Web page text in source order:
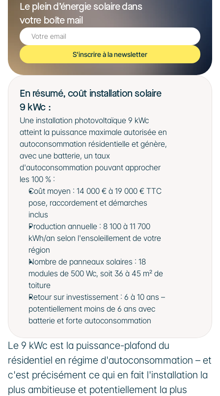
En résumé, coût installation solaire
9 kWc :
Une installation photovoltaïque 9 kWc
atteint la puissance maximale autorisée en
autoconsommation résidentielle et génère,
avec une batterie, un taux
d'autoconsommation pouvant approcher
les 100 % :
Coût moyen : 14 000 € à 19 000 € TTC
pose, raccordement et démarches
inclus
Production annuelle : 8 100 à 11 700
kWh/an selon l'ensoleillement de votre
région
Nombre de panneaux solaires : 18
modules de 500 Wc, soit 36 à 45 m² de
toiture
Retour sur investissement : 6 à 10 ans –
potentiellement moins de 6 ans avec
batterie et forte autoconsommation
Le 9 kWc est la puissance-plafond du
résidentiel en régime d'autoconsommation – et
c'est précisément ce qui en fait l'installation la
plus ambitieuse et potentiellement la plus
Le plein d’énergie solaire dans
votre boîte mail
S'inscrire à la newsletter